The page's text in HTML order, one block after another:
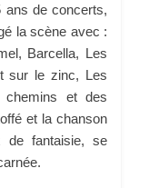
ans de concerts,
la scène avec :
Barcella, Les
sur le zinc, Les
et des
et la chanson
de fantaisie, se